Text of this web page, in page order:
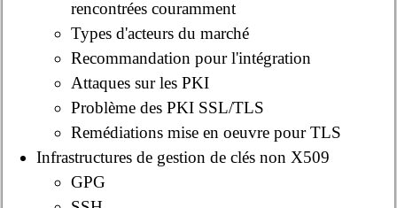
rencontrées couramment
Types d'acteurs du marché
Recommandation pour l'intégration
Attaques sur les PKI
Problème des PKI SSL/TLS
Remédiations mise en oeuvre pour TLS
Infrastructures de gestion de clés non X509
GPG